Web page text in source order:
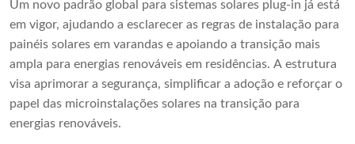
Um novo padrão global para sistemas solares plug-in já está
em vigor, ajudando a esclarecer as regras de instalação para
painéis solares em varandas e apoiando a transição mais
ampla para energias renováveis ​​em residências. A estrutura
visa aprimorar a segurança, simplificar a adoção e reforçar o
papel das microinstalações solares na transição para
energias renováveis.